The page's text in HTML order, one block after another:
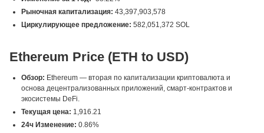
Рыночная капитализация: 43,397,903,578
Циркулирующее предложение: 582,051,372 SOL
Ethereum Price (ETH to USD)
Обзор: Ethereum — вторая по капитализации криптовалюта и
основа децентрализованных приложений, смарт-контрактов и
экосистемы DeFi.
Текущая цена: 1,916.21
24ч Изменение: 0.86%